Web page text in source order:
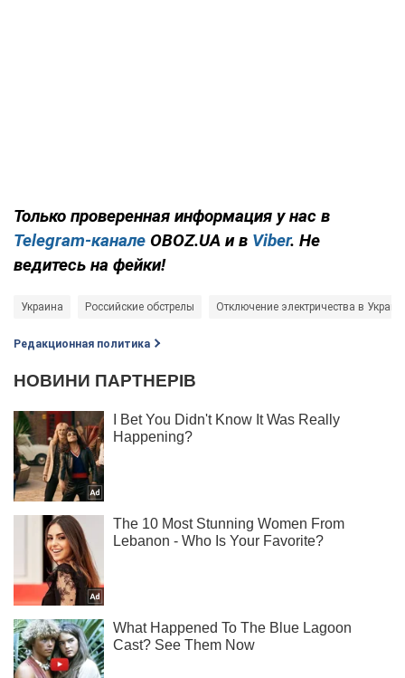
Только проверенная информация у нас в
Telegram-канале OBOZ.UA и в Viber. Не
ведитесь на фейки!
Украина Российские обстрелы Отключение электричества в
Редакционная политика